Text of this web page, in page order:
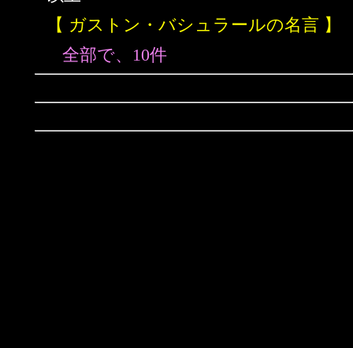
【 ガストン・バシュラールの名言 】
全部で、10件